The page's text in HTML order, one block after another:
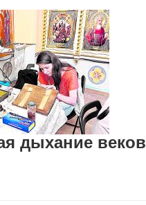
дыхание веков